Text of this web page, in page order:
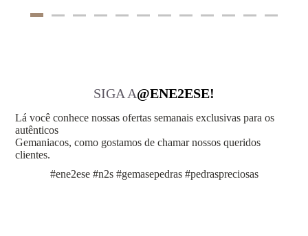
SIGA A@ENE2ESE!
Lá você conhece nossas ofertas semanais exclusivas para os
autênticos
Gemaniacos, como gostamos de chamar nossos queridos
clientes.
#ene2ese #n2s #gemasepedras #pedraspreciosas